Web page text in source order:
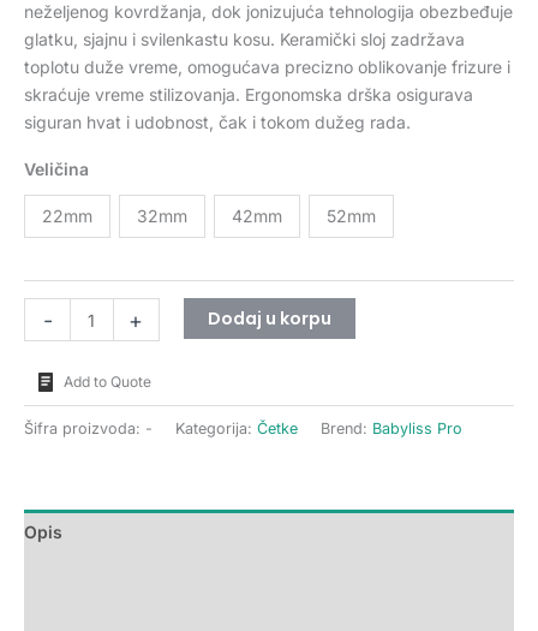
neželjenog kovrdžanja, dok jonizujuća tehnologija obezbeđuje
glatku, sjajnu i svilenkastu kosu. Keramički sloj zadržava
toplotu duže vreme, omogućava precizno oblikovanje frizure i
skraćuje vreme stilizovanja. Ergonomska drška osigurava
siguran hvat i udobnost, čak i tokom dužeg rada.
Veličina
22mm 32mm 42mm 52mm
- + Dodaj u korpu
Add to Quote
Šifra proizvoda: - Kategorija: Četke Brend: Babyliss Pro
Opis